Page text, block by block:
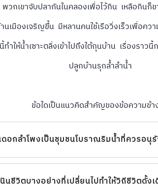
วกเขาจับปลากันในคลองเพื่อไว้กิน เหลือกินก็
เมืองเจริญขึ้น มีหลานคนใช้เรือวิ่งเร็วเพื่อคว
ำให้น้ำเซาะตลิ่งเข้าไปถึงใต้ถุนบ้าน เรื่องราว
ปลูกบ้านรุกล้ำลำน้ำ
ข้อใดเป็นแนวคิดสำคัญของข้อความข้
อกลำโพงเป็นชุมชนโบราณริมน้ำที่ควรอนุ
นชีวิตบางอย่างที่เปลี่ยนไปทำให้วิถีชีวิตดั้